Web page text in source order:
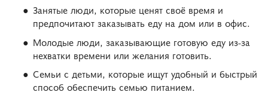
Занятые люди, которые ценят своё время и
предпочитают заказывать еду на дом или в офис.
Молодые люди, заказывающие готовую еду из-за
нехватки времени или желания готовить.
Семьи с детьми, которые ищут удобный и быстрый
способ обеспечить семью питанием.